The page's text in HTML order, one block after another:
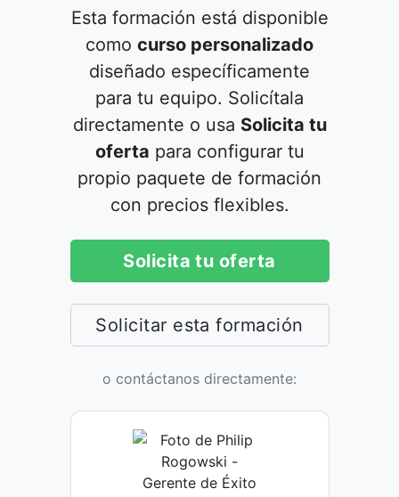
Esta formación está disponible
como curso personalizado
diseñado específicamente
para tu equipo. Solicítala
directamente o usa Solicita tu
oferta para configurar tu
propio paquete de formación
con precios flexibles.
Solicita tu oferta
Solicitar esta formación
o contáctanos directamente: